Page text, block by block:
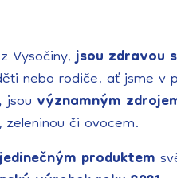
Vysočiny,jsou zdravou
nebo rodiče, ať jsme v
jsouvýznamným
či ovocem.
jedinečným produktem